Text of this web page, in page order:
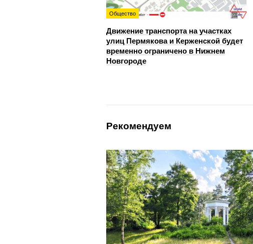
Общество
Движение транспорта на участках
улиц Пермякова и Керженской будет
временно ограничено в Нижнем
Новгороде
Рекомендуем